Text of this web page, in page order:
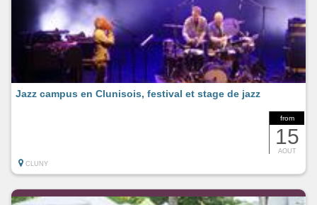
from
15
AOUT
Jazz campus en Clunisois, festival et stage de jazz
CLUNY